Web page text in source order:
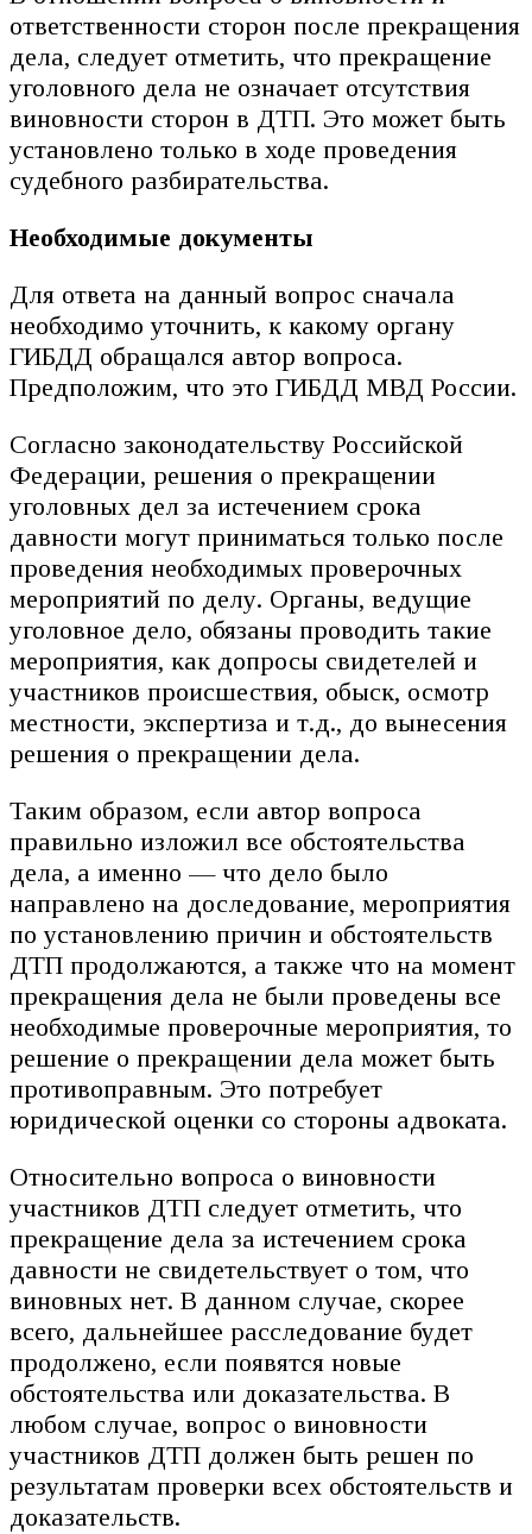
ответственности сторон после прекращения
дела, следует отметить, что прекращение
уголовного дела не означает отсутствия
виновности сторон в ДТП. Это может быть
установлено только в ходе проведения
судебного разбирательства.
Необходимые документы
Для ответа на данный вопрос сначала
необходимо уточнить, к какому органу
ГИБДД обращался автор вопроса.
Предположим, что это ГИБДД МВД России.
Согласно законодательству Российской
Федерации, решения о прекращении
уголовных дел за истечением срока
давности могут приниматься только после
проведения необходимых проверочных
мероприятий по делу. Органы, ведущие
уголовное дело, обязаны проводить такие
мероприятия, как допросы свидетелей и
участников происшествия, обыск, осмотр
местности, экспертиза и т.д., до вынесения
решения о прекращении дела.
Таким образом, если автор вопроса
правильно изложил все обстоятельства
дела, а именно — что дело было
направлено на доследование, мероприятия
по установлению причин и обстоятельств
ДТП продолжаются, а также что на момент
прекращения дела не были проведены все
необходимые проверочные мероприятия, то
решение о прекращении дела может быть
противоправным. Это потребует
юридической оценки со стороны адвоката.
Относительно вопроса о виновности
участников ДТП следует отметить, что
прекращение дела за истечением срока
давности не свидетельствует о том, что
виновных нет. В данном случае, скорее
всего, дальнейшее расследование будет
продолжено, если появятся новые
обстоятельства или доказательства. В
любом случае, вопрос о виновности
участников ДТП должен быть решен по
результатам проверки всех обстоятельств и
доказательств.